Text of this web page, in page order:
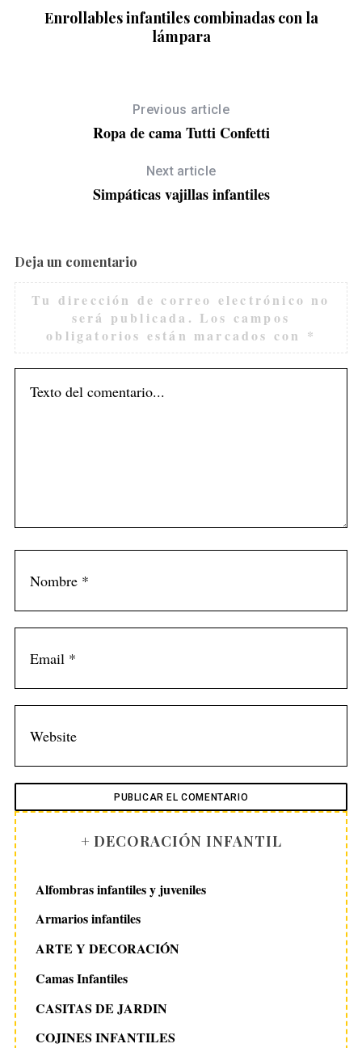
Enrollables infantiles combinadas con la
lámpara
Previous article
Ropa de cama Tutti Confetti
Next article
Simpáticas vajillas infantiles
Deja un comentario
Tu dirección de correo electrónico no
será publicada. Los campos
obligatorios están marcados con *
+ DECORACIÓN INFANTIL
Alfombras infantiles y juveniles
Armarios infantiles
ARTE Y DECORACIÓN
Camas Infantiles
CASITAS DE JARDIN
COJINES INFANTILES